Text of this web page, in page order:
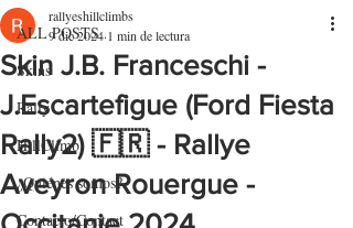
ALL POSTS
Skins
Rally
HillClimb
¿Quiénes somos?
Contacto/Contact
Skin J.B. Franceschi -
J.Escartefigue (Ford Fiesta
Rally2) 🇫🇷 - Rallye
Aveyron Rouergue -
rallyeshillclimbs
9 dic 2024 1 min de lectura